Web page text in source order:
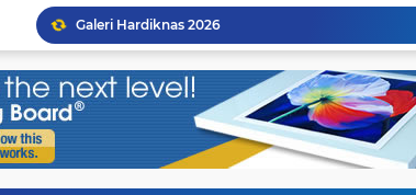
Galeri Hardiknas 2026
Upacara Bendera dirangkaikan dengan
Peringatan Isra Mi'raj 1447 H
Rapat Pembagian Tugas Semester Genap 2025/
SMAN 1 LAMBITU Melaksanakan Upacara Hari
Bantuan Smart TV dari Pemerintah RI Bapak